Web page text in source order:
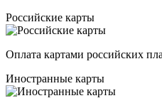
Российские карты
Оплата картами российских
Иностранные карты